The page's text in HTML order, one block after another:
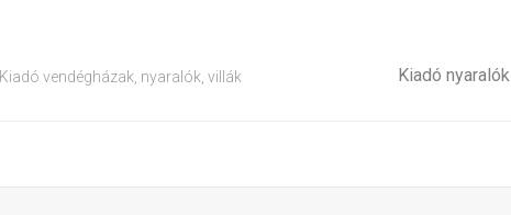
Kiadó vendégházak, nyaralók, villák Kiadó nyaralók